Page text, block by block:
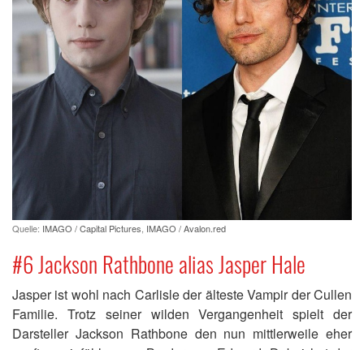
Quelle: IMAGO / Capital Pictures IMAGO / Avalon.red
#6 Jackson Rathbone alias Jasper Hale
Jasper ist wohl nach Carlisle der älteste Vampir der Cullen
Familie. Trotz seiner wilden Vergangenheit spielt der
Darsteller Jackson Rathbone den nun mittlerweile eher